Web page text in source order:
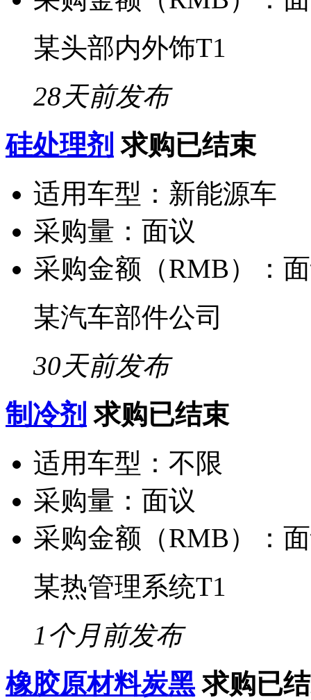
某头部内外饰T1
28天前发布
硅处理剂 求购已结束
适用车型： 新能源车
采购量： 面议
采购金额（RMB）：
某汽车部件公司
30天前发布
制冷剂 求购已结束
适用车型： 不限
采购量： 面议
采购金额（RMB）：
某热管理系统T1
1个月前发布
橡胶原材料炭黑 求购已